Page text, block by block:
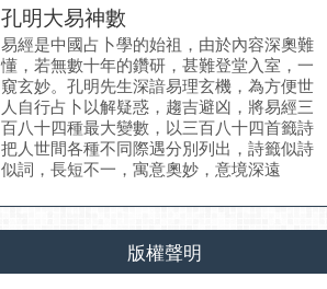
孔明大易神數
易經是中國占卜學的始祖，由於內容深奧難
懂，若無數十年的鑽研，甚難登堂入室，一
窺玄妙。孔明先生深諳易理玄機，為方便世
人自行占卜以解疑惑，趨吉避凶，將易經三
百八十四種最大變數，以三百八十四首籤詩
把人世間各種不同際遇分別列出，詩籤似詩
似詞，長短不一，寓意奧妙，意境深遠
版權聲明